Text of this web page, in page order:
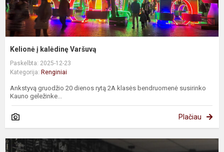
Kelionė į kalėdinę Varšuvą
Paskelbta: 2025-12-23
Kategorija: Renginiai
Ankstyvą gruodžio 20 dienos rytą 2A klasės bendruomenė susirinko
Kauno geležinke...
Plačiau